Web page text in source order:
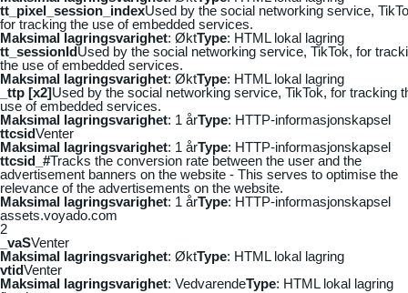
tt_pixel_session_indexUsed by the social networking service,
for tracking the use of embedded services.
Maksimal lagringsvarighet: ØktType: HTML lokal lagring
tt_sessionIdUsed by the social networking service, TikTok, for
the use of embedded services.
Maksimal lagringsvarighet: ØktType: HTML lokal lagring
_ttp [x2]Used by the social networking service, TikTok, for tracking
use of embedded services.
Maksimal lagringsvarighet: 1 årType: HTTP-informasjonskapsel
ttcsidVenter
Maksimal lagringsvarighet: 1 årType: HTTP-informasjonskapsel
ttcsid_#Tracks the conversion rate between the user and the
advertisement banners on the website - This serves to optimise the
relevance of the advertisements on the website.
Maksimal lagringsvarighet: 1 årType: HTTP-informasjonskapsel
assets.voyado.com
2
_vaSVenter
Maksimal lagringsvarighet: ØktType: HTML lokal lagring
vtidVenter
Maksimal lagringsvarighet: VedvarendeType: HTML lokal lagring